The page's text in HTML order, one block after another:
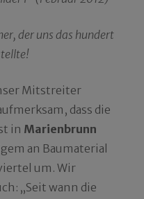
der uns das hundert
Mitstreiter
dass die
in Marienbrunn
an Baumaterial
um. Wir
„Seit wann die